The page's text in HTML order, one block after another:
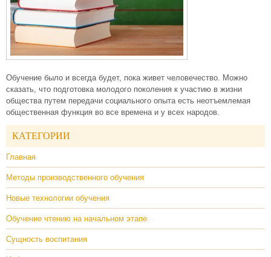
Обучение было и всегда будет, пока живет человечество. Можно
сказать, что подготовка молодого поколения к участию в жизни
общества путем передачи социального опыта есть неотъемлемая
общественная функция во все времена и у всех народов.
КАТЕГОРИИ
Главная
Методы производственного обучения
Новые технологии обучения
Обучение чтению на начальном этапе
Сущность воспитания